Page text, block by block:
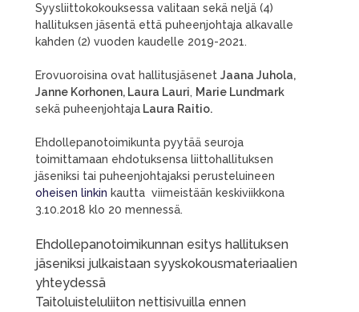
Syysliittokokouksessa valitaan sekä neljä (4)
hallituksen jäsentä että puheenjohtaja alkavalle
kahden (2) vuoden kaudelle 2019-2021.
Erovuoroisina ovat hallitusjäsenet Jaana Juhola,
Janne Korhonen, Laura Lauri, Marie Lundmark
sekä puheenjohtaja Laura Raitio.
Ehdollepanotoimikunta pyytää seuroja
toimittamaan ehdotuksensa liittohallituksen
jäseniksi tai puheenjohtajaksi perusteluineen
oheisen linkin kautta viimeistään keskiviikkona
3.10.2018 klo 20 mennessä.
Ehdollepanotoimikunnan esitys hallituksen
jäseniksi julkaistaan syyskokousmateriaalien
yhteydessä
Taitoluisteluliiton nettisivuilla ennen